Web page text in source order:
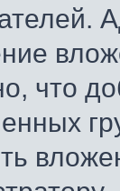
что